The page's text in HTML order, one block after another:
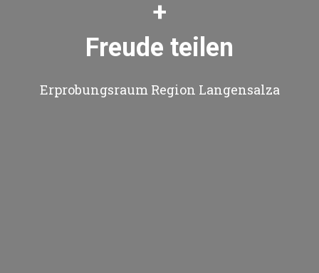
+
Freude teilen
Erprobungsraum Region Langensalza